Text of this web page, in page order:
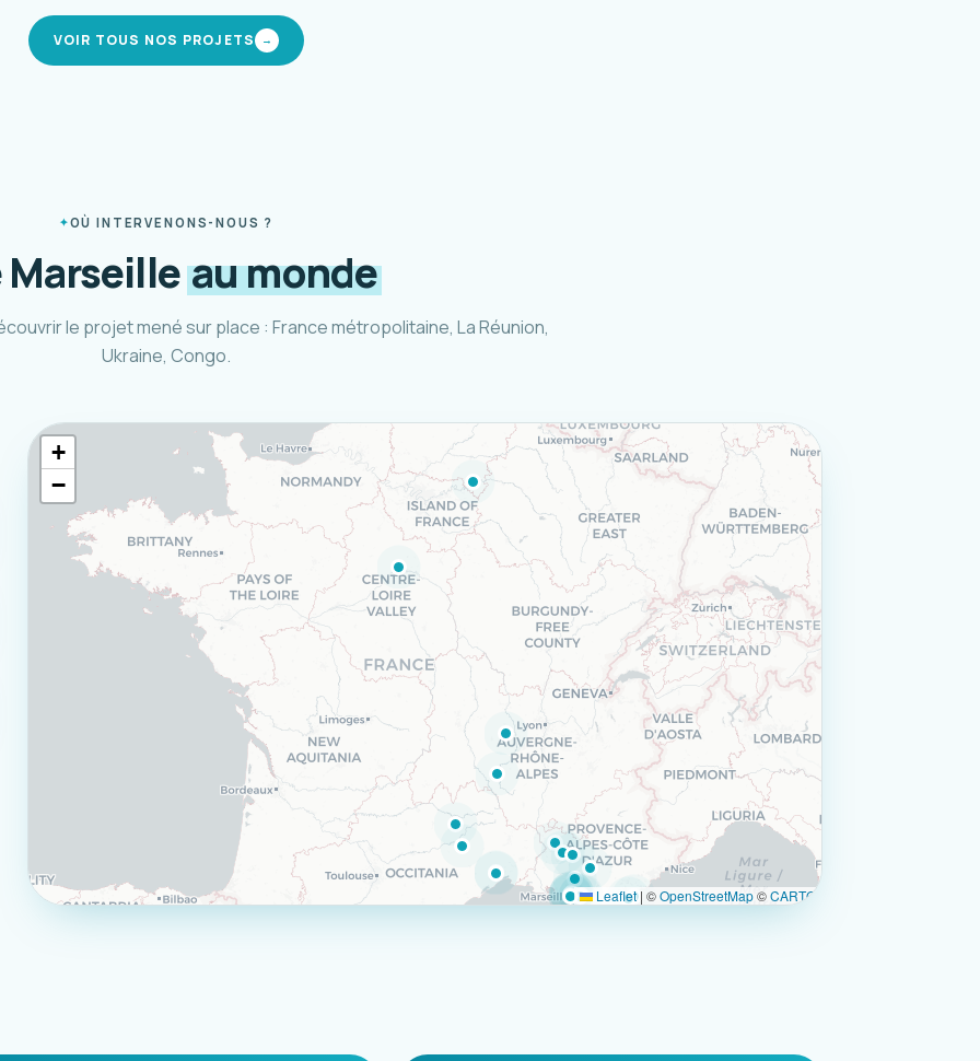
VOIR TOUS NOS PROJETS →
OÙ INTERVENONS-NOUS ?
Marseille au monde
le projet mené sur place : France métropolitaine, La Réunion,
Ukraine, Congo.
+
−
Leaflet | ©OpenStreetMap©CARTO